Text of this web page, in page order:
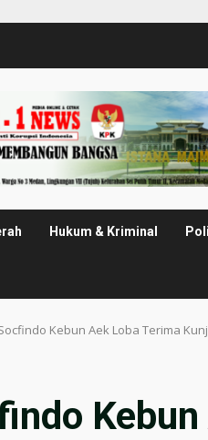
Hukum & Kriminal
Kebun Aek Loba Terima